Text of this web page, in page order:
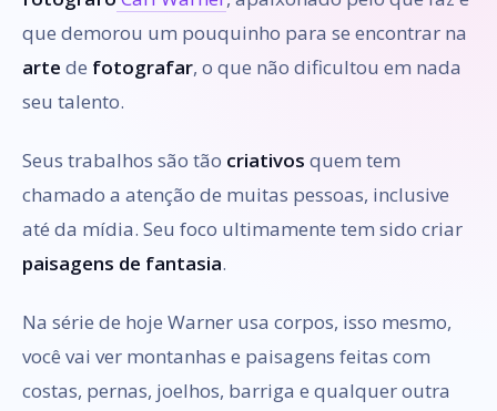
que demorou um pouquinho para se encontrar na
arte de fotografar, o que não dificultou em nada
seu talento.
Seus trabalhos são tão criativos quem tem
chamado a atenção de muitas pessoas, inclusive
até da mídia. Seu foco ultimamente tem sido criar
paisagens de fantasia.
Na série de hoje Warner usa corpos, isso mesmo,
você vai ver montanhas e paisagens feitas com
costas, pernas, joelhos, barriga e qualquer outra